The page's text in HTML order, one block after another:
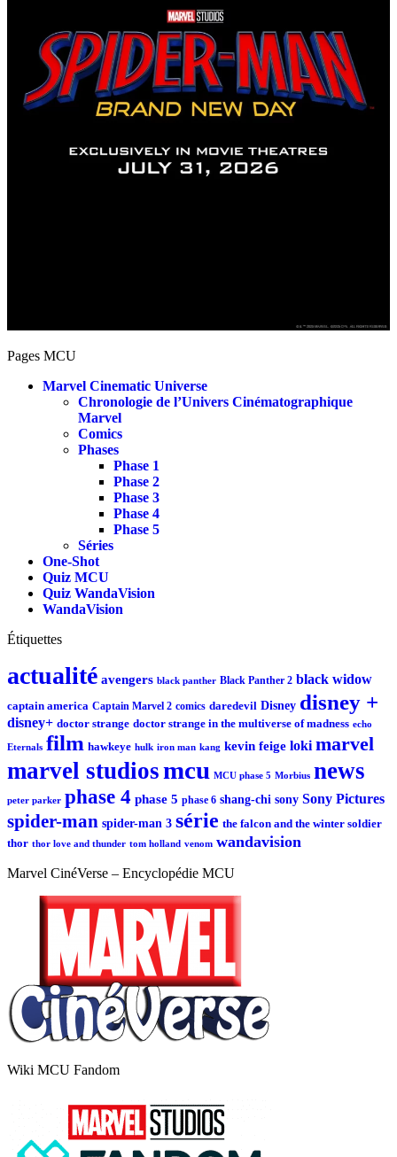
Pages MCU
Marvel Cinematic Universe
Chronologie de l’Univers Cinématographique
Marvel
Comics
Phases
Phase 1
Phase 2
Phase 3
Phase 4
Phase 5
Séries
One-Shot
Quiz MCU
Quiz WandaVision
WandaVision
Étiquettes
actualité avengers black panther Black Panther 2 black widow
captain america Captain Marvel 2 comics daredevil Disney disney +
disney+ doctor strange doctor strange in the multiverse of madness echo
Eternals film hawkeye hulk iron man kang kevin feige loki marvel
marvel studiosmcu MCU phase 5 Morbius news
peter parker phase 4 phase 5 phase 6 shang-chi sony Sony Pictures
spider-man spider-man 3 série the falcon and the winter soldier
thor thor love and thunder tom holland venom wandavision
Marvel CinéVerse – Encyclopédie MCU
Wiki MCU Fandom